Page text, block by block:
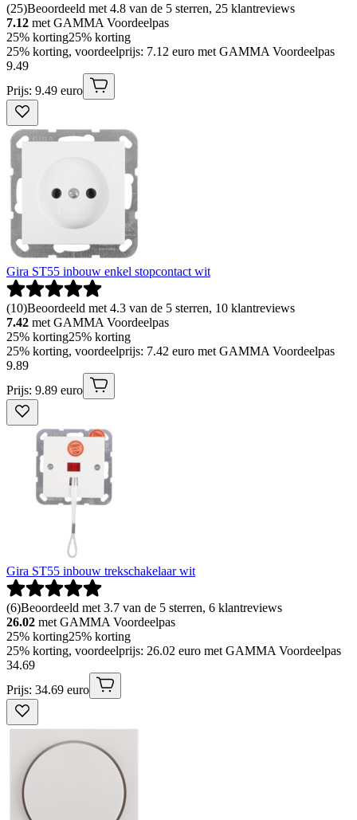
(25)Beoordeeld met 4.8 van de 5 sterren, 25 klantreviews
7.12 met GAMMA Voordeelpas
25% korting25% korting
25% korting, voordeelprijs: 7.12 euro met GAMMA Voordeelpas
9.49
Prijs: 9.49 euro
Gira ST55 inbouw enkel stopcontact wit
(10)Beoordeeld met 4.3 van de 5 sterren, 10 klantreviews
7.42 met GAMMA Voordeelpas
25% korting25% korting
25% korting, voordeelprijs: 7.42 euro met GAMMA Voordeelpas
9.89
Prijs: 9.89 euro
Gira ST55 inbouw trekschakelaar wit
(6)Beoordeeld met 3.7 van de 5 sterren, 6 klantreviews
26.02 met GAMMA Voordeelpas
25% korting25% korting
25% korting, voordeelprijs: 26.02 euro met GAMMA Voordeelpas
34.69
Prijs: 34.69 euro